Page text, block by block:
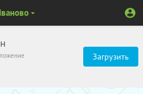
Загрузить